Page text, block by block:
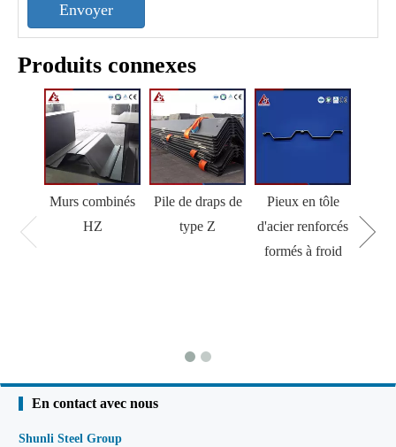
Envoyer
Produits connexes
Murs combinés
HZ
Pile de draps de
type Z
Pieux en tôle
d'acier renforcés
formés à froid
En contact avec nous
Shunli Steel Group